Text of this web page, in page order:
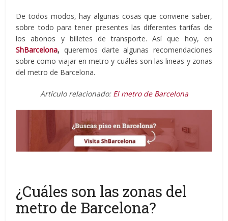
De todos modos, hay algunas cosas que conviene saber,
sobre todo para tener presentes las diferentes tarifas de
los abonos y billetes de transporte. Así que hoy, en
ShBarcelona, queremos darte algunas recomendaciones
sobre como viajar en metro y cuáles son las lineas y zonas
del metro de Barcelona.
Artículo relacionado: El metro de Barcelona
¿Cuáles son las zonas del
metro de Barcelona?